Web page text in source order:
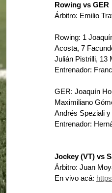
Rowing vs GER
Árbitro: Emilio
Rowing: 1
Acosta, 7
Julián Pistrilli, 13
Entrenador:
GER: Joaquín
Maximiliano
Andrés Speziali
Entrenador:
Jockey (VT) vs
Árbitro: Juan
En vivo acá: